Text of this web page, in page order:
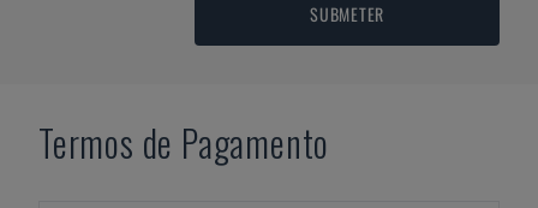
SUBMETER
Termos de Pagamento